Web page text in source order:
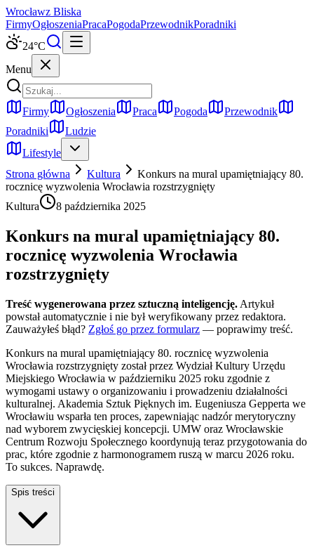
Wrocławz Bliska
FirmyOgłoszeniaPracaPogodaPrzewodnikPoradniki
24°C
Menu
Firmy Ogłoszenia Praca Pogoda
Przewodnik
Poradniki
Ludzie
Lifestyle
Strona główna
Kultura
Konkurs na mural upamiętniający 80.
rocznicę wyzwolenia Wrocławia rozstrzygnięty
Kultura
8 października 2025
Konkurs na mural upamiętniający 80.
rocznicę wyzwolenia Wrocławia
rozstrzygnięty
Treść wygenerowana przez sztuczną inteligencję. Artykuł
powstał automatycznie i nie był weryfikowany przez redaktora.
Zauważyłeś błąd? Zgłoś go przez formularz — poprawimy treść.
Konkurs na mural upamiętniający 80. rocznicę wyzwolenia
Wrocławia rozstrzygnięty został przez Wydział Kultury Urzędu
Miejskiego Wrocławia w październiku 2025 roku zgodnie z
wymogami ustawy o organizowaniu i prowadzeniu działalności
kulturalnej. Akademia Sztuk Pięknych im. Eugeniusza Gepperta we
Wrocławiu wsparła ten proces, zapewniając nadzór merytoryczny
nad wyborem zwycięskiej koncepcji. UMW oraz Wrocławskie
Centrum Rozwoju Społecznego koordynują teraz przygotowania do
prac, które zgodnie z harmonogramem ruszą w marcu 2026 roku.
To sukces. Naprawdę.
Spis treści